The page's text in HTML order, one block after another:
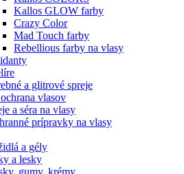
Kallos GLOW farby
Crazy Color
Mad Touch farby
Rebellious farby na vlasy
a glitrové spreje
vlasov
a séra na vlasy
prípravky na vlasy
a gély
a lesky
gumy, krémy